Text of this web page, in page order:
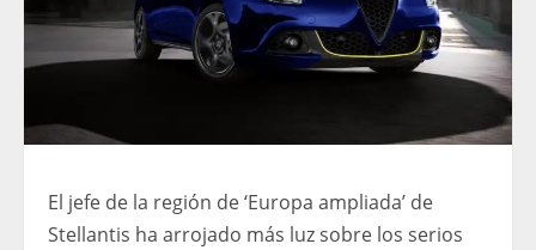
El jefe de la región de ‘Europa ampliada’ de
Stellantis ha arrojado más luz sobre los serios